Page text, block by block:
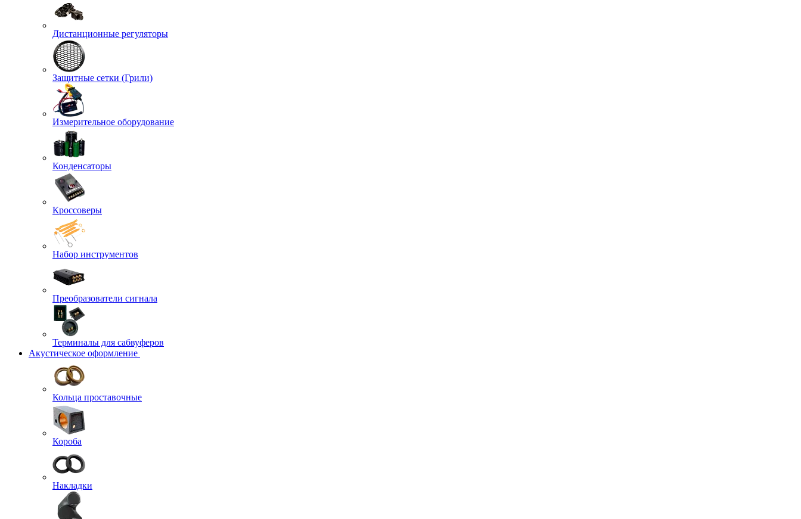
Дистанционные регуляторы
Защитные сетки (Грили)
Измерительное оборудование
Конденсаторы
Кроссоверы
Набор инструментов
Преобразователи сигнала
Терминалы для сабвуферов
Акустическое оформление
Кольца проставочные
Короба
Накладки